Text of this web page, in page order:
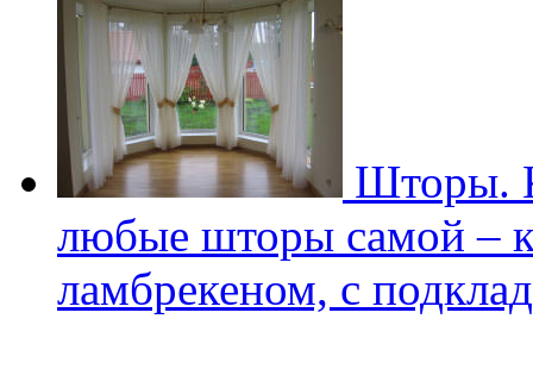
Шторы.
любые шторы самой –
ламбрекеном, с